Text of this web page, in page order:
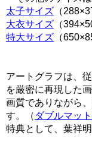
太子サイズ （
大衣サイズ （
特大サイズ （
アートグラフは、
を厳密に再現した
画質でありながら
す。（ ダブルマッ
特典として、葉祥